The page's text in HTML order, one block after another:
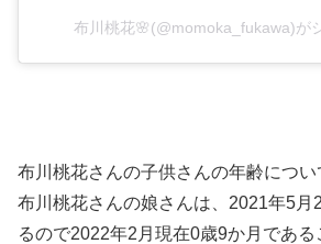
布川桃花🌸(@momoka_fukawa)が
布川桃花さんの子供さんの年齢につい
布川桃花さんの娘さんは、2021年5月
るので2022年2月現在0歳9か月である